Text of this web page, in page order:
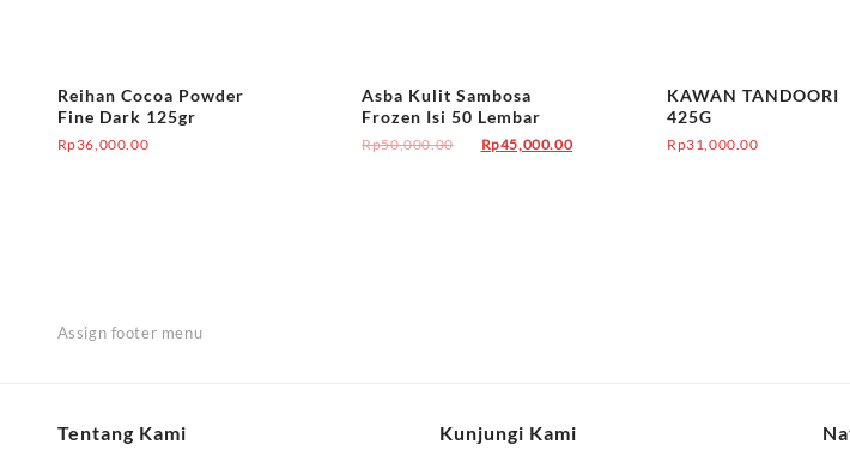
Reihan Cocoa Powder
Fine Dark 125gr
Rp36,000.00
Asba Kulit Sambosa
Frozen Isi 50 Lembar
Rp50,000.00 Rp45,000.00
KAWAN TANDOORI
425G
Rp31,000.00
Assign footer menu
Tentang Kami Kunjungi Kami